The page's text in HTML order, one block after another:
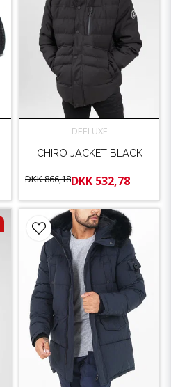
DEELUXE
CHIRO JACKET BLACK
DKK 866,18DKK 532,78